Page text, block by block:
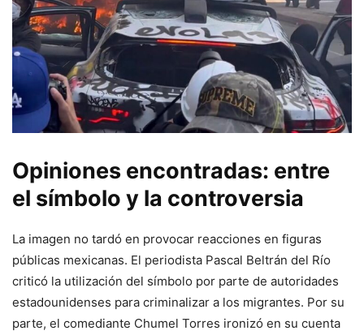
Opiniones encontradas: entre
el símbolo y la controversia
La imagen no tardó en provocar reacciones en figuras
públicas mexicanas. El periodista Pascal Beltrán del Río
criticó la utilización del símbolo por parte de autoridades
estadounidenses para criminalizar a los migrantes. Por su
parte, el comediante Chumel Torres ironizó en su cuenta